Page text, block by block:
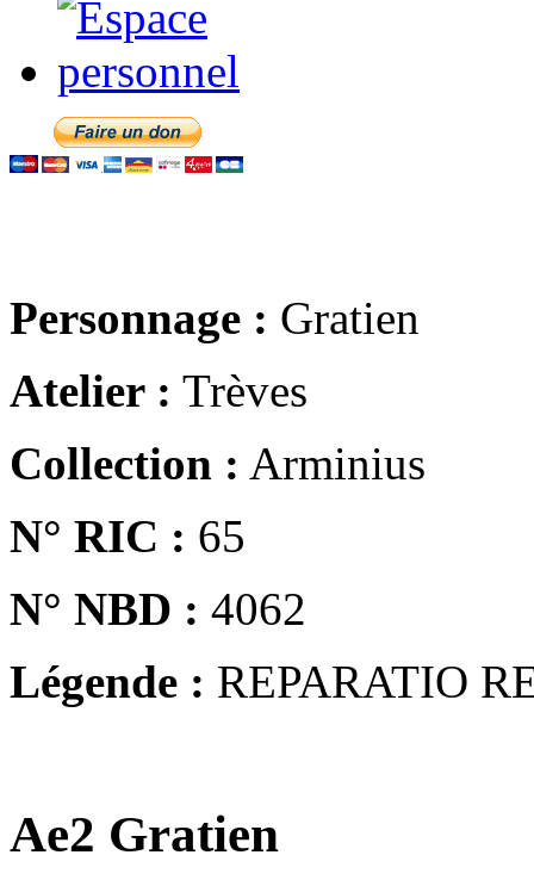
Personnage : Gratien
Atelier : Trèves
Collection : Arminius
N° RIC : 65
N° NBD : 4062
Légende : REPARATIO
Ae2 Gratien